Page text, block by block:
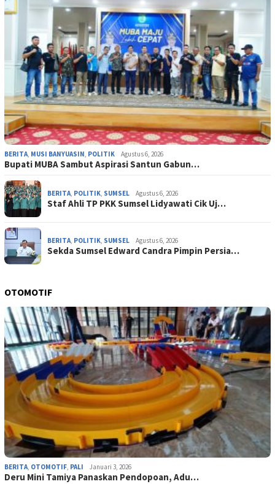
BERITA, MUSI BANYUASIN, POLITIK Agustus 6, 2026
Bupati MUBA Sambut Aspirasi Santun Gabun…
BERITA, POLITIK, SUMSEL Agustus 6, 2026
Staf Ahli TP PKK Sumsel Lidyawati Cik Uj…
BERITA, POLITIK, SUMSEL Agustus 6, 2026
Sekda Sumsel Edward Candra Pimpin Persia…
OTOMOTIF
BERITA, OTOMOTIF, PALI Januari 3, 2026
Deru Mini Tamiya Panaskan Pendopoan, Adu…